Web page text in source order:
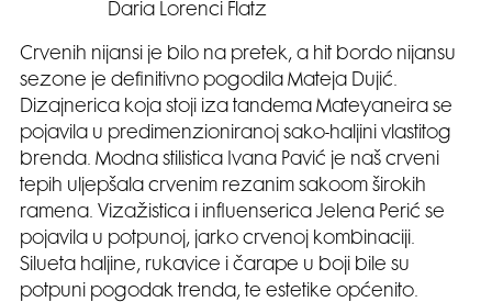
Daria Lorenci Flatz
Crvenih nijansi je bilo na pretek, a hit bordo nijansu
sezone je definitivno pogodila Mateja Dujić.
Dizajnerica koja stoji iza tandema Mateyaneira se
pojavila u predimenzioniranoj sako-haljini vlastitog
brenda. Modna stilistica Ivana Pavić je naš crveni
tepih uljepšala crvenim rezanim sakoom širokih
ramena. Vizažistica i influenserica Jelena Perić se
pojavila u potpunoj, jarko crvenoj kombinaciji.
Silueta haljine, rukavice i čarape u boji bile su
potpuni pogodak trenda, te estetike općenito.